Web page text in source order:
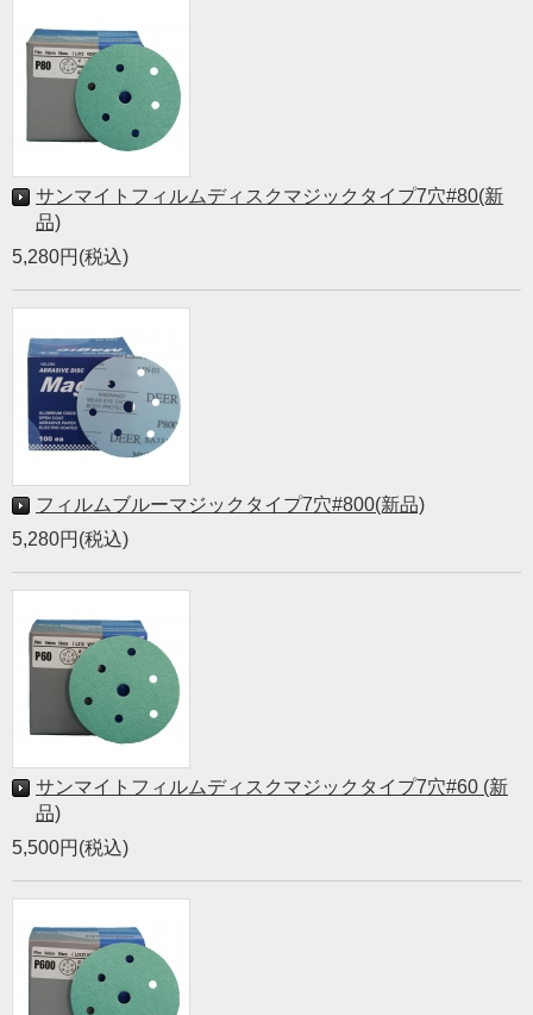
サンマイトフィルムディスクマジックタイプ7穴#80(新
品)
5,280円(税込)
フィルムブルーマジックタイプ7穴#800(新品)
5,280円(税込)
サンマイトフィルムディスクマジックタイプ7穴#60 (新
品)
5,500円(税込)